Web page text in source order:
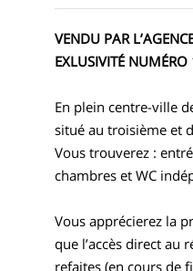
VENDU PAR
EXLUSIVITÉ
En plein centre-ville
situé au troisième et
Vous trouverez :
chambres et WC
Vous apprécierez la
que l’accès direct au
refaites (en cours de